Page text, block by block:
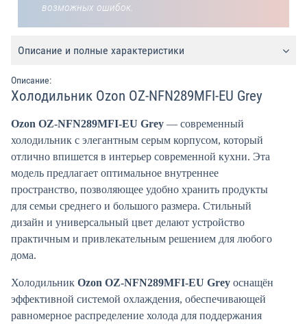
возможных ошибок.
Описание и полные характеристики
Описание:
Холодильник Ozon OZ-NFN289MFI-EU Grey
Ozon OZ-NFN289MFI-EU Grey — современный
холодильник с элегантным серым корпусом, который
отлично впишется в интерьер современной кухни. Эта
модель предлагает оптимальное внутреннее
пространство, позволяющее удобно хранить продукты
для семьи среднего и большого размера. Стильный
дизайн и универсальный цвет делают устройство
практичным и привлекательным решением для любого
дома.
Холодильник Ozon OZ-NFN289MFI-EU Grey оснащён
эффективной системой охлаждения, обеспечивающей
равномерное распределение холода для поддержания